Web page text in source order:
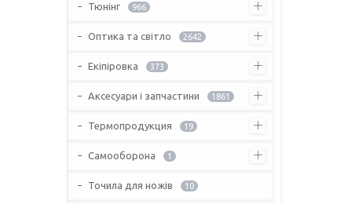
Тюнінг 966
Оптика та світло 2642
Екіпіровка 373
Аксесуари і запчастини 1861
Термопродукция 19
Самооборона 1
Точила для ножів 10